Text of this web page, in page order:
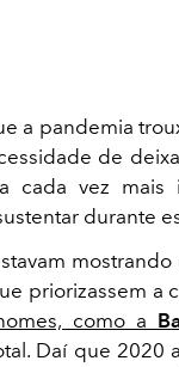
a pandemia
de
cada vez mais
durante
priorizassem a
como a
Daí que 2020